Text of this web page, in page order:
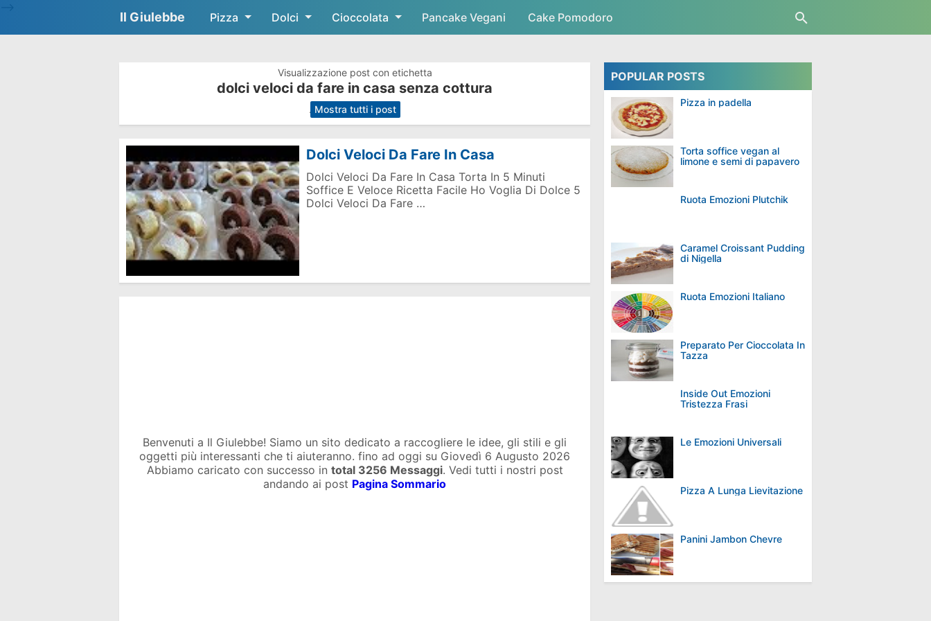
Skip to main content
Il Giulebbe Pizza Dolci Cioccolata Pancake Vegani Cake Pomodoro
Visualizzazione post con etichetta
dolci veloci da fare in casa senza cottura
. Mostra tutti i post
Dolci Veloci Da Fare In Casa
Dolci Veloci Da Fare In Casa Torta In 5 Minuti
Soffice E Veloce Ricetta Facile Ho Voglia Di Dolce 5
Dolci Veloci Da Fare …
Benvenuti a Il Giulebbe! Siamo un sito dedicato a raccogliere le idee, gli stili e gli
oggetti più interessanti che ti aiuteranno. fino ad oggi su Giovedì 6 Augusto 2026
Abbiamo caricato con successo in total 3256 Messaggi. Vedi tutti i nostri post
andando ai post Pagina Sommario
POPULAR POSTS
Pizza in padella
Torta soffice vegan al
limone e semi di papavero
Ruota Emozioni Plutchik
Caramel Croissant Pudding
di Nigella
Ruota Emozioni Italiano
Preparato Per Cioccolata In
Tazza
Inside Out Emozioni
Tristezza Frasi
Le Emozioni Universali
Pizza A Lunga Lievitazione
Panini Jambon Chevre